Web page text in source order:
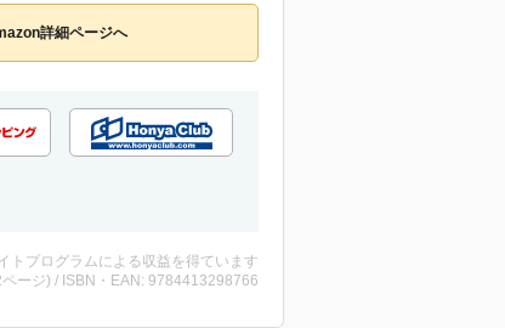
詳細ページへ
トプログラムによる収益を得ています
ージ) / ISBN・EAN: 9784413298766